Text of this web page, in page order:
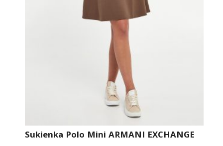
Sukienka Polo Mini ARMANI EXCHANGE